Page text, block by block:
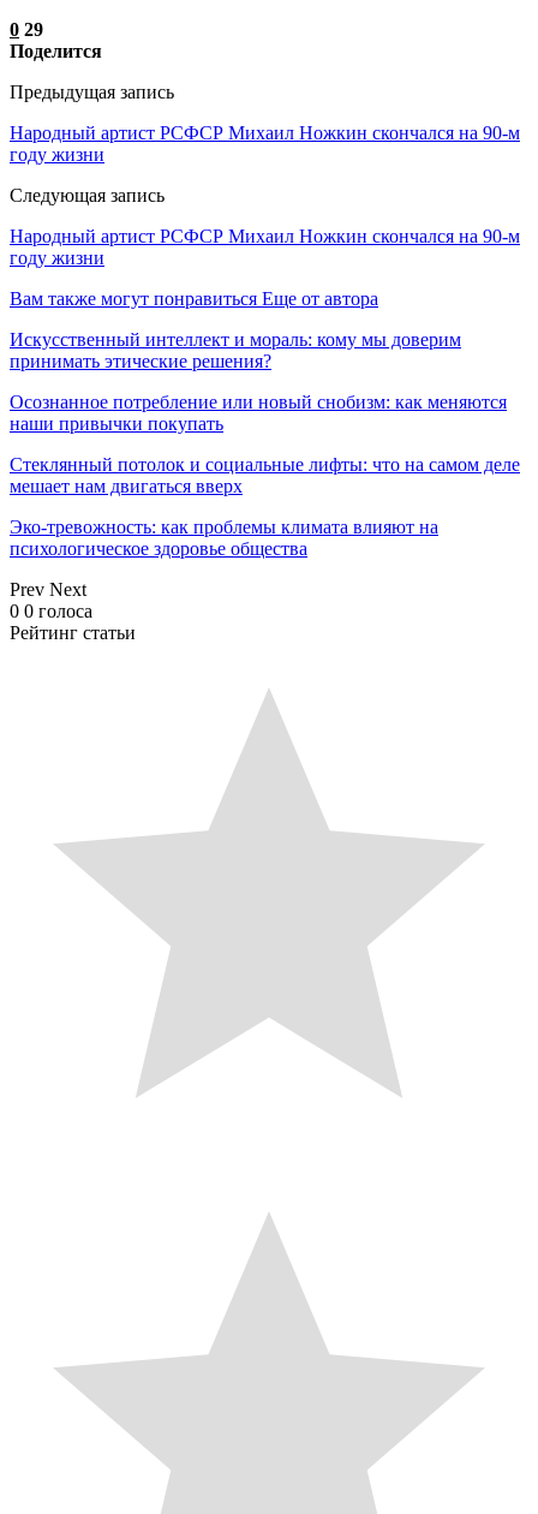
0 29
Поделится
Предыдущая запись
Народный артист РСФСР Михаил Ножкин скончался на 90-м
году жизни
Следующая запись
Народный артист РСФСР Михаил Ножкин скончался на 90-м
году жизни
Вам также могут понравиться Еще от автора
Искусственный интеллект и мораль: кому мы доверим
принимать этические решения?
Осознанное потребление или новый снобизм: как меняются
наши привычки покупать
Стеклянный потолок и социальные лифты: что на самом деле
мешает нам двигаться вверх
Эко-тревожность: как проблемы климата влияют на
психологическое здоровье общества
Prev Next
0 0 голоса
Рейтинг статьи